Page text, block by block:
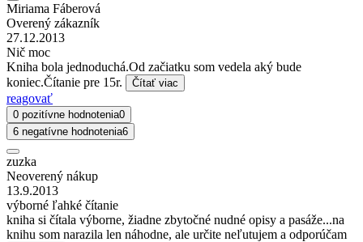
Miriama Fáberová
Overený zákazník
27.12.2013
Nič moc
Kniha bola jednoduchá.Od začiatku som vedela aký bude
koniec.Čítanie pre 15r.
Čítať viac
reagovať
0 pozitívne hodnotenia0
6 negatívne hodnotenia6
zuzka
Neoverený nákup
13.9.2013
výborné ľahké čítanie
kniha si čítala výborne, žiadne zbytočné nudné opisy a pasáže...na
knihu som narazila len náhodne, ale určite neľutujem a odporúčam